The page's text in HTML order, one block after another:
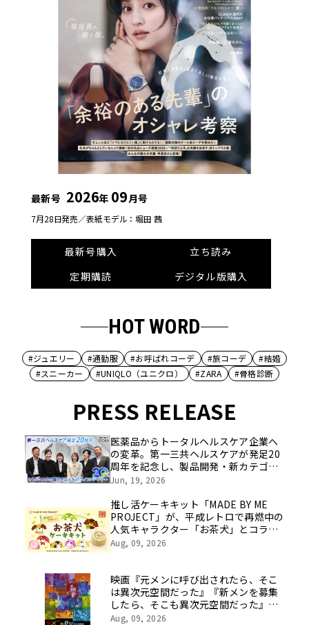
最新号 2026年 09月号
7月28日発売／表紙モデル：堀田 茜
最新号購入
立ち読み
定期購読
デジタル版購入
HOT WORD
#ジュエリー #通勤服 #お呼ばれコーデ #旅コーデ
#結婚
#スニーカー
#UNIQLO（ユニクロ） #ZARA #骨格診断
PRESS RELEASE
医薬品からトータルヘルスケア企業へ
の変革。第一三共ヘルスケアが発足20
周年を記念し、製品開発・新カテゴリ
挑戦の舞台や旧社統合時のエピソード
像を公開！
Jun, 19, 2026
推し活ケーキキット「MADE BY ME
PROJECT」が、平成レトロで再燃中の
人気キャラクター「お茶犬」とコラボ
したケーキキットを8月10日(月)より限
Aug, 09, 2026
映画『元メンに呼び出されたら、そこ
は異次元空間だった』『新メンを募集
したら、そこも異次元空間だった』主
要動画配信サービスで配信開始
Aug, 09, 2026